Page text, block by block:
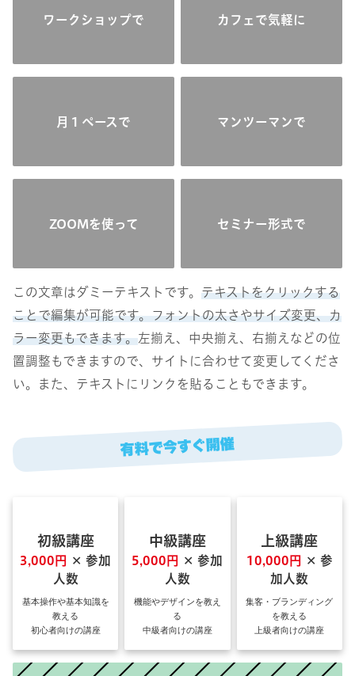
ワークショップで カフェで気軽に
月１ペースで マンツーマンで
ZOOMを使って セミナー形式で
この文章はダミーテキストです。 テキストをクリックする
ことで編集が可能です。フォントの太さやサイズ変更、カ
ラー変更もできます。左揃え、中央揃え、右揃えなどの位
置調整もできますので、サイトに合わせて変更してくださ
い。また、テキストにリンクを貼ることもできます。
有料で今すぐ開催
初級講座
3,000円 ✕ 参加
人数
基本操作や基本知識を
教える
初心者向けの講座
中級講座
5,000円 ✕ 参加
人数
機能やデザインを教え
る
中級者向けの講座
上級講座
10,000円 ✕ 参
加人数
集客・ブランディング
を教える
上級者向けの講座